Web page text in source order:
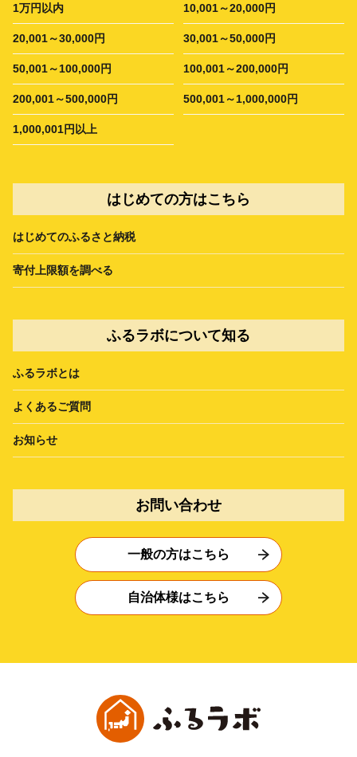
1万円以内 10,001～20,000円
20,001～30,000円 30,001～50,000円
50,001～100,000円 100,001～200,000円
200,001～500,000円 500,001～1,000,000円
1,000,001円以上
はじめての方はこちら
はじめてのふるさと納税
寄付上限額を調べる
ふるラボについて知る
ふるラボとは
よくあるご質問
お知らせ
お問い合わせ
一般の方はこちら
自治体様はこちら